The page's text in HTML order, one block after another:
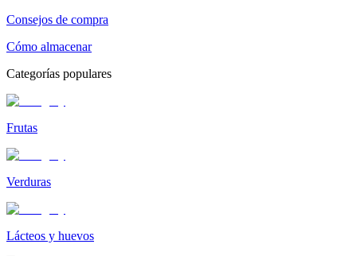
Consejos de compra
Cómo almacenar
Categorías populares
Frutas
Verduras
Lácteos y huevos